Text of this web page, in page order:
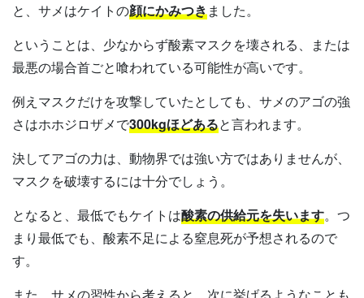
と、サメはケイトの顔にかみつきました。
ということは、少なからず酸素マスクを壊される、または
最悪の場合首ごと喰われている可能性が高いです。
例えマスクだけを攻撃していたとしても、サメのアゴの強
さはホホジロザメで300kgほどあると言われます。
決してアゴの力は、動物界では強い方ではありませんが、
マスクを破壊するには十分でしょう。
となると、最低でもケイトは酸素の供給元を失います。つ
まり最低でも、酸素不足による窒息死が予想されるので
す。